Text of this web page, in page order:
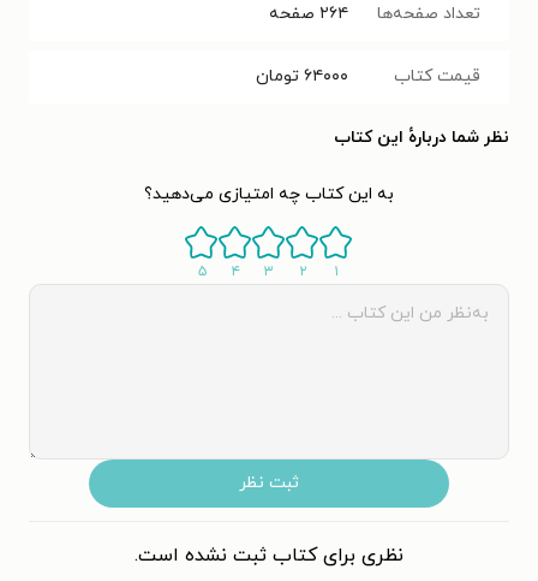
تعداد صفحه‌ها ۲۶۴ صفحه
قیمت کتاب ۶۴۰۰۰ تومان
نظر شما دربارهٔ این کتاب
به این کتاب چه امتیازی می‌دهید؟
۱ ۲ ۳ ۴ ۵
ثبت نظر
نظری برای کتاب ثبت نشده است.